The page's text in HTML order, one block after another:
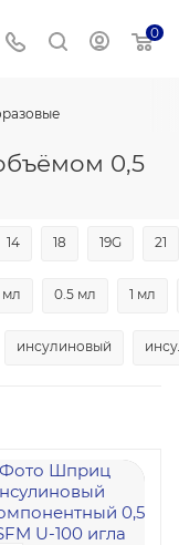
0
0,5
14 18 19G 21
мл 0.5 мл 1 мл
инсулиновый